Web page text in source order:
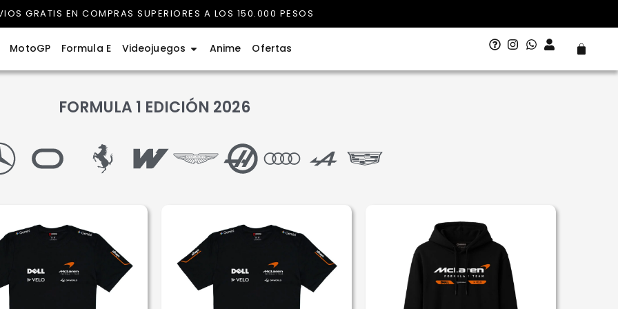
GRATIS EN COMPRAS SUPERIORES A LOS 150.000 PESOS
1
MotoGP Formula E Videojuegos Abrir Videojuegos
Anime Ofertas Carrito
FORMULA 1 EDICIÓN 2026